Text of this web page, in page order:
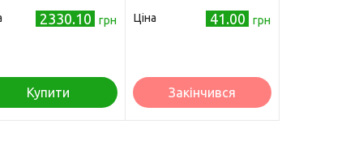
2330.10 грн
Купити
Ціна 41.00 грн
Закінчився